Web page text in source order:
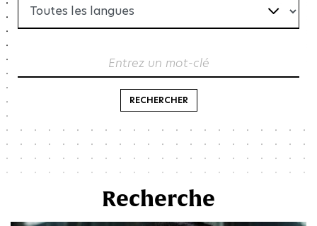
Entrez un mot-clé
RECHERCHER
Recherche